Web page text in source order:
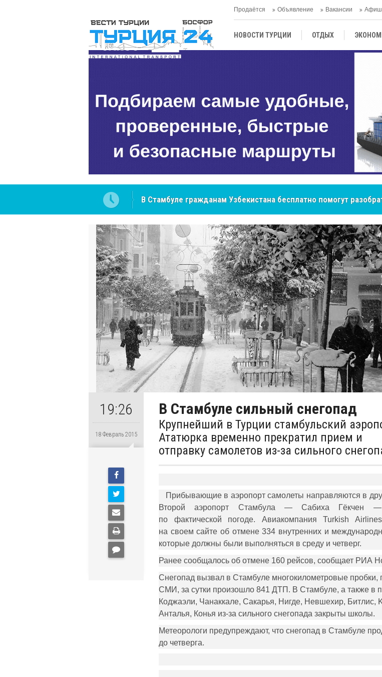
Продаётся Объявление Вакансии
НОВОСТИ ТУРЦИИ ОТДЫХ
ЦЕНТРАЛЬНАЯ АЗИЯ
в юридических NCS Jeans: турецкий бренд, покоривший сердца покупателей
19:26
18 Февраль 2015
В Стамбуле сильный снегопад
Крупнейший в Турции стамбульский
Ататюрка временно прекратил прием и
отправку самолетов из-за сильного
Прибывающие в аэропорт самолеты направляются в
Второй аэропорт Стамбула — Сабиха Гёкчен —
по фактической погоде. Авиакомпания Turkish
на своем сайте об отмене 334 внутренних и
которые должны были выполняться в среду и четверг.
Ранее сообщалось об отмене 160 рейсов, сообщает РИА
Снегопад вызвал в Стамбуле многокилометровые пробки,
СМИ, за сутки произошло 841 ДТП. В Стамбуле, а также в
Коджаэли, Чанаккале, Сакарья, Нигде, Невшехир, Битлис,
Анталья, Конья из-за сильного снегопада закрыты школы.
Метеорологи предупреждают, что снегопад в Стамбуле
до четверга.